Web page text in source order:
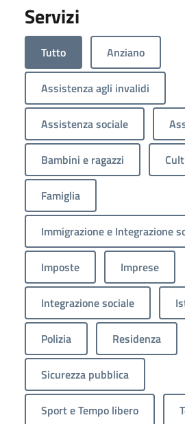
Servizi
Tutto Anziano
Assistenza agli invalidi
Assistenza sociale
Bambini e ragazzi
Famiglia
Immigrazione e Integrazione
Imposte Imprese
Integrazione sociale
Polizia Residenza
Sicurezza pubblica
Sport e Tempo libero